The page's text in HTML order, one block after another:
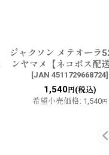
ジャクソン メテオーラ
ンヤマメ【ネコポス配送
[JAN 4511729668724]
1,540円(税込)
希望小売価格: 1,540円